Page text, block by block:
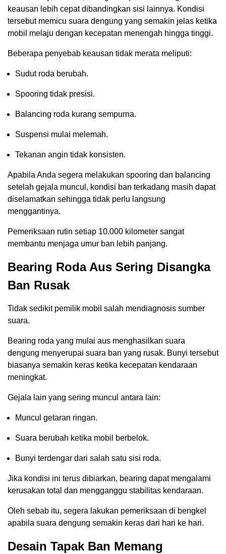
keausan lebih cepat dibandingkan sisi lainnya. Kondisi
tersebut memicu suara dengung yang semakin jelas ketika
mobil melaju dengan kecepatan menengah hingga tinggi.
Beberapa penyebab keausan tidak merata meliputi:
Sudut roda berubah.
Spooring tidak presisi.
Balancing roda kurang sempurna.
Suspensi mulai melemah.
Tekanan angin tidak konsisten.
Apabila Anda segera melakukan spooring dan balancing
setelah gejala muncul, kondisi ban terkadang masih dapat
diselamatkan sehingga tidak perlu langsung
menggantinya.
Pemeriksaan rutin setiap 10.000 kilometer sangat
membantu menjaga umur ban lebih panjang.
Bearing Roda Aus Sering Disangka
Ban Rusak
Tidak sedikit pemilik mobil salah mendiagnosis sumber
suara.
Bearing roda yang mulai aus menghasilkan suara
dengung menyerupai suara ban yang rusak. Bunyi tersebut
biasanya semakin keras ketika kecepatan kendaraan
meningkat.
Gejala lain yang sering muncul antara lain:
Muncul getaran ringan.
Suara berubah ketika mobil berbelok.
Bunyi terdengar dari salah satu sisi roda.
Jika kondisi ini terus dibiarkan, bearing dapat mengalami
kerusakan total dan mengganggu stabilitas kendaraan.
Oleh sebab itu, segera lakukan pemeriksaan di bengkel
apabila suara dengung semakin keras dari hari ke hari.
Desain Tapak Ban Memang